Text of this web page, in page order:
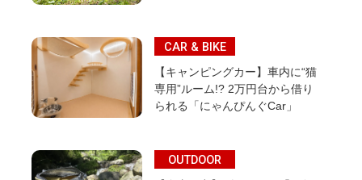
CAR & BIKE
【キャンピングカー】車内に“猫
専用”ルーム!? 2万円台から借り
られる「にゃんぴんぐCar」
OUTDOOR